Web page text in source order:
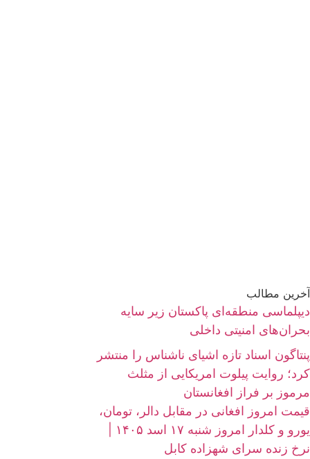
آخرین مطالب
دیپلماسی منطقه‌ای پاکستان زیر سایه
بحران‌های امنیتی داخلی
پنتاگون اسناد تازه اشیای ناشناس را منتشر
کرد؛ روایت پیلوت امریکایی از مثلث
مرموز بر فراز افغانستان
قیمت امروز افغانی در مقابل دالر، تومان،
نرخ زنده سرای شهزاده کابل